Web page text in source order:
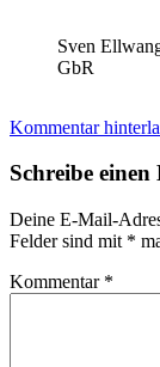
Sven
GbR
Kommentar
Schreibe
Deine E-Mail-
Felder sind mit *
Kommentar *